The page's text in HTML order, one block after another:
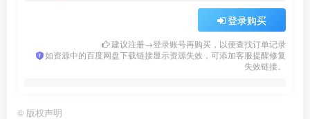
登录购买
建议注册→登录账号再购买，以便查找订单记录
如资源中的百度网盘下载链接显示资源失效，可添加客服提醒修复
失效链接。
© 版权声明